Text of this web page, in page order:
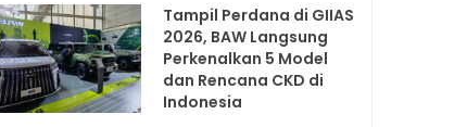
Tampil Perdana di GIIAS
2026, BAW Langsung
Perkenalkan 5 Model
dan Rencana CKD di
Indonesia